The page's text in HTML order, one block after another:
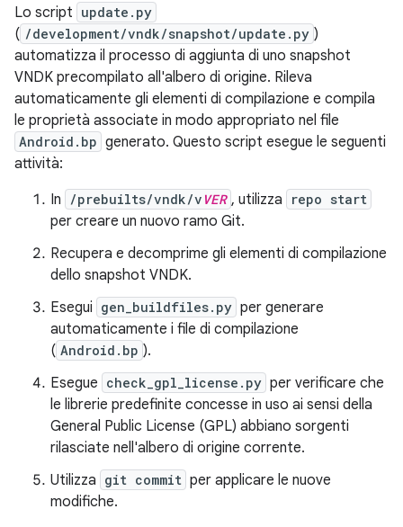
Lo script update.py
( /development/vndk/snapshot/update.py )
automatizza il processo di aggiunta di uno snapshot
VNDK precompilato all'albero di origine. Rileva
automaticamente gli elementi di compilazione e compila
le proprietà associate in modo appropriato nel file
Android.bp generato. Questo script esegue le seguenti
attività:
In
/prebuilts/vndk/v VER , utilizza repo start
per creare un nuovo ramo Git.
Recupera e decomprime gli elementi di compilazione
dello snapshot VNDK.
Esegui gen_buildfiles.py per generare
automaticamente i file di compilazione
( Android.bp ).
Esegue check_gpl_license.py per verificare che
le librerie predefinite concesse in uso ai sensi della
General Public License (GPL) abbiano sorgenti
rilasciate nell'albero di origine corrente.
Utilizza git commit per applicare le nuove
modifiche.